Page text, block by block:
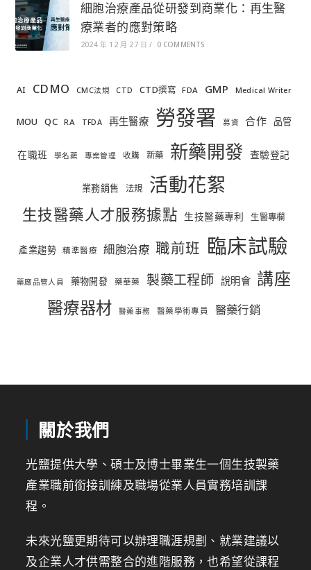
細胞治療產品從研發到商業化：再生醫
療業者的應對策略
2024 年 12 月 27 日 / 0 COMMENTS
AI CDMO CMC法規 CTD CTD撰寫 FDA GMP Medical Writer
MOU QC RA TFDA 再生醫療 勞發署 募資 合作 品管
在職班 學名藥 專案管理 收購 新藥 新藥開發 查驗登記
業務銷售 法規 活動花絮
生技醫藥人才服務據點 生技醫藥專利 生醫專欄
產業趨勢 精準醫療 細胞治療 職前班 臨床試驗
藥廠品管人員 藥物開發 藥華藥 製藥工程師 說明會 講座
醫療器材 醫藥事務 醫藥學術專員 醫藥行銷
關於我們
光鹽提供大學、碩士及博士畢業生一個生技製藥
產業職前銜接訓練及職場從業人員實務培訓課
程。
未來光鹽更期待可以辦理職涯規劃、就業建議以
及企業人才供需整合的進階服務，也希望從課程